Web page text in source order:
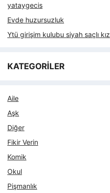
yataygecis
Evde huzursuzluk
Ytü girişim kulubu siyah saçlı kız
KATEGORİLER
Aile
Aşk
Diğer
Fikir Verin
Komik
Okul
Pişmanlık